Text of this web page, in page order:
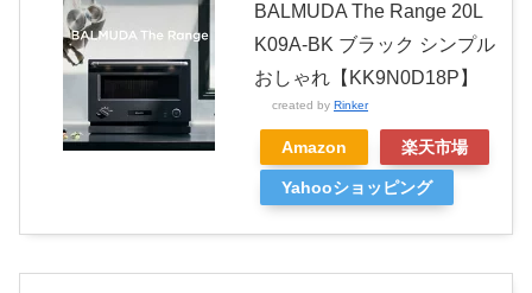
BALMUDA The Range 20L
K09A-BK ブラック シンプル
おしゃれ【KK9N0D18P】
created by Rinker
Amazon 楽天市場
Yahooショッピング